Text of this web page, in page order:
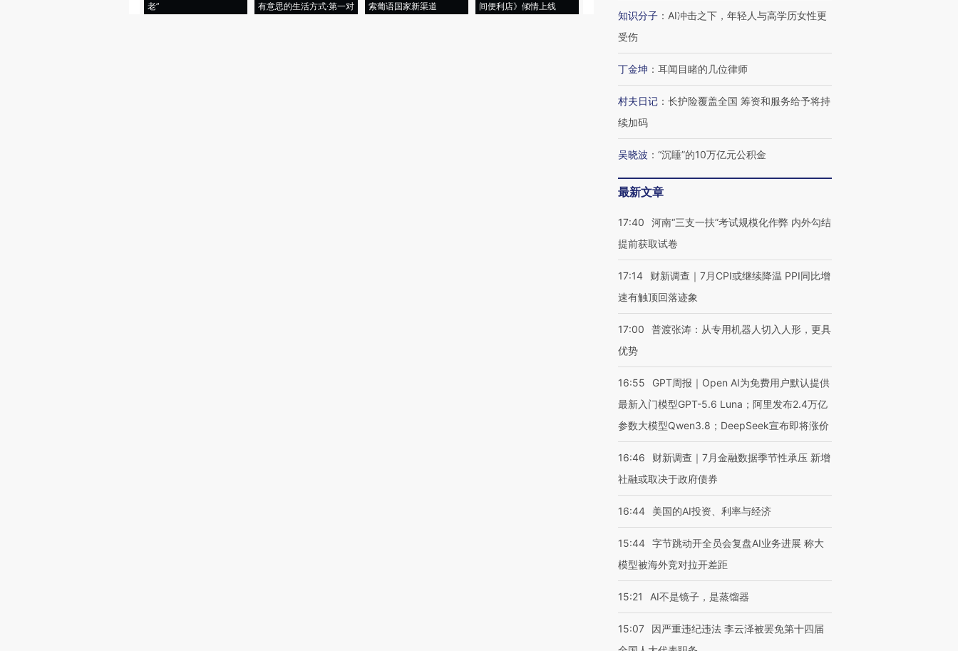
老”
有意思的生活方式·第一对
索葡语国家新渠道
间便利店》倾情上线
知识分子 ： AI冲击之下，年轻人与高学历女性更
受伤
丁金坤 ： 耳闻目睹的几位律师
村夫日记 ： 长护险覆盖全国 筹资和服务给予将持
续加码
吴晓波 ： “沉睡”的10万亿元公积金
最新文章
17:40
河南“三支一扶”考试规模化作弊 内外勾结
提前获取试卷
17:14
财新调查｜7月CPI或继续降温 PPI同比增
速有触顶回落迹象
17:00
普渡张涛：从专用机器人切入人形，更具
优势
16:55
GPT周报｜Open AI为免费用户默认提供
最新入门模型GPT-5.6 Luna；阿里发布2.4万亿
参数大模型Qwen3.8；DeepSeek宣布即将涨价
16:46
财新调查｜7月金融数据季节性承压 新增
社融或取决于政府债券
16:44 美国的AI投资、利率与经济
15:44 字节跳动开全员会复盘AI业务进展 称大
模型被海外竞对拉开差距
15:21 AI不是镜子，是蒸馏器
15:07
因严重违纪违法 李云泽被罢免第十四届